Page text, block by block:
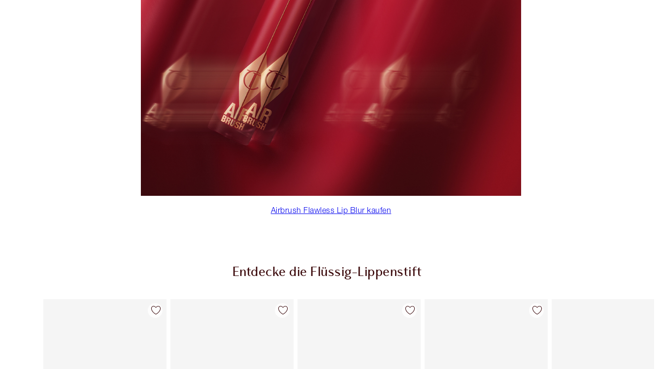
Airbrush Flawless Lip Blur kaufen
Entdecke die Flüssig-Lippenstift
Artikel 1 von 9 Artikel 2 von 9 Artikel 3 von 9 Artikel 4 von 9